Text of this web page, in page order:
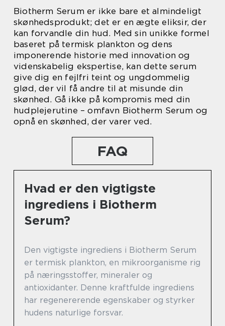
Biotherm Serum er ikke bare et almindeligt
skønhedsprodukt; det er en ægte eliksir, der
kan forvandle din hud. Med sin unikke formel
baseret på termisk plankton og dens
imponerende historie med innovation og
videnskabelig ekspertise, kan dette serum
give dig en fejlfri teint og ungdommelig
glød, der vil få andre til at misunde din
skønhed. Gå ikke på kompromis med din
hudplejerutine – omfavn Biotherm Serum og
opnå en skønhed, der varer ved.
FAQ
Hvad er den vigtigste
ingrediens i Biotherm
Serum?
Den vigtigste ingrediens i Biotherm Serum
er termisk plankton, en mikroorganisme rig
på næringsstoffer, mineraler og
antioxidanter. Denne kraftfulde ingrediens
har regenererende egenskaber og styrker
hudens naturlige forsvar.